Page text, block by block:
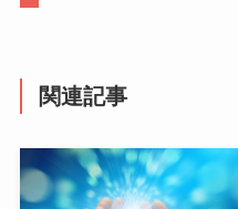
関連記事